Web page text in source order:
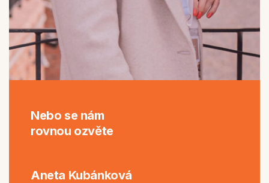
Nebo se nám
rovnou ozvěte
Aneta Kubánková